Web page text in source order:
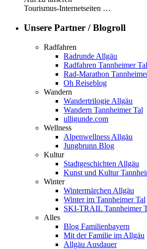
Tourismus-Internetseiten …
Unsere Partner / Blogroll
Radfahren
Radrunde Allgäu
Radfahren Tannheimer Tal
Rad-Marathon
Oh Reiseblog
Wandern
Wandertrilogie Allgäu
Wandern Tannheimer Tal
ulligunde.com
Wellness
Alpenwellness Allgäu
Jungbrunn Blog
Kultur
Stadtgeschichten Allgäu
Kunst und Kultur
Winter
Wintermärchen Allgäu
Winter im Tannheimer Tal
SKI-TRAIL Tannheimer
Alles
Blog Familienbayern
Mit der Familie im Allgäu
Allgäu Ausdauer